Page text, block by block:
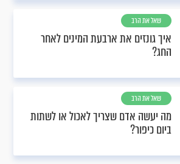
שאל את הרב
איך גונזים את ארבעת המינים לאחר
החג?
שאל את הרב
מה יעשה אדם שצריך לאכול או לשתות
ביום כיפור?